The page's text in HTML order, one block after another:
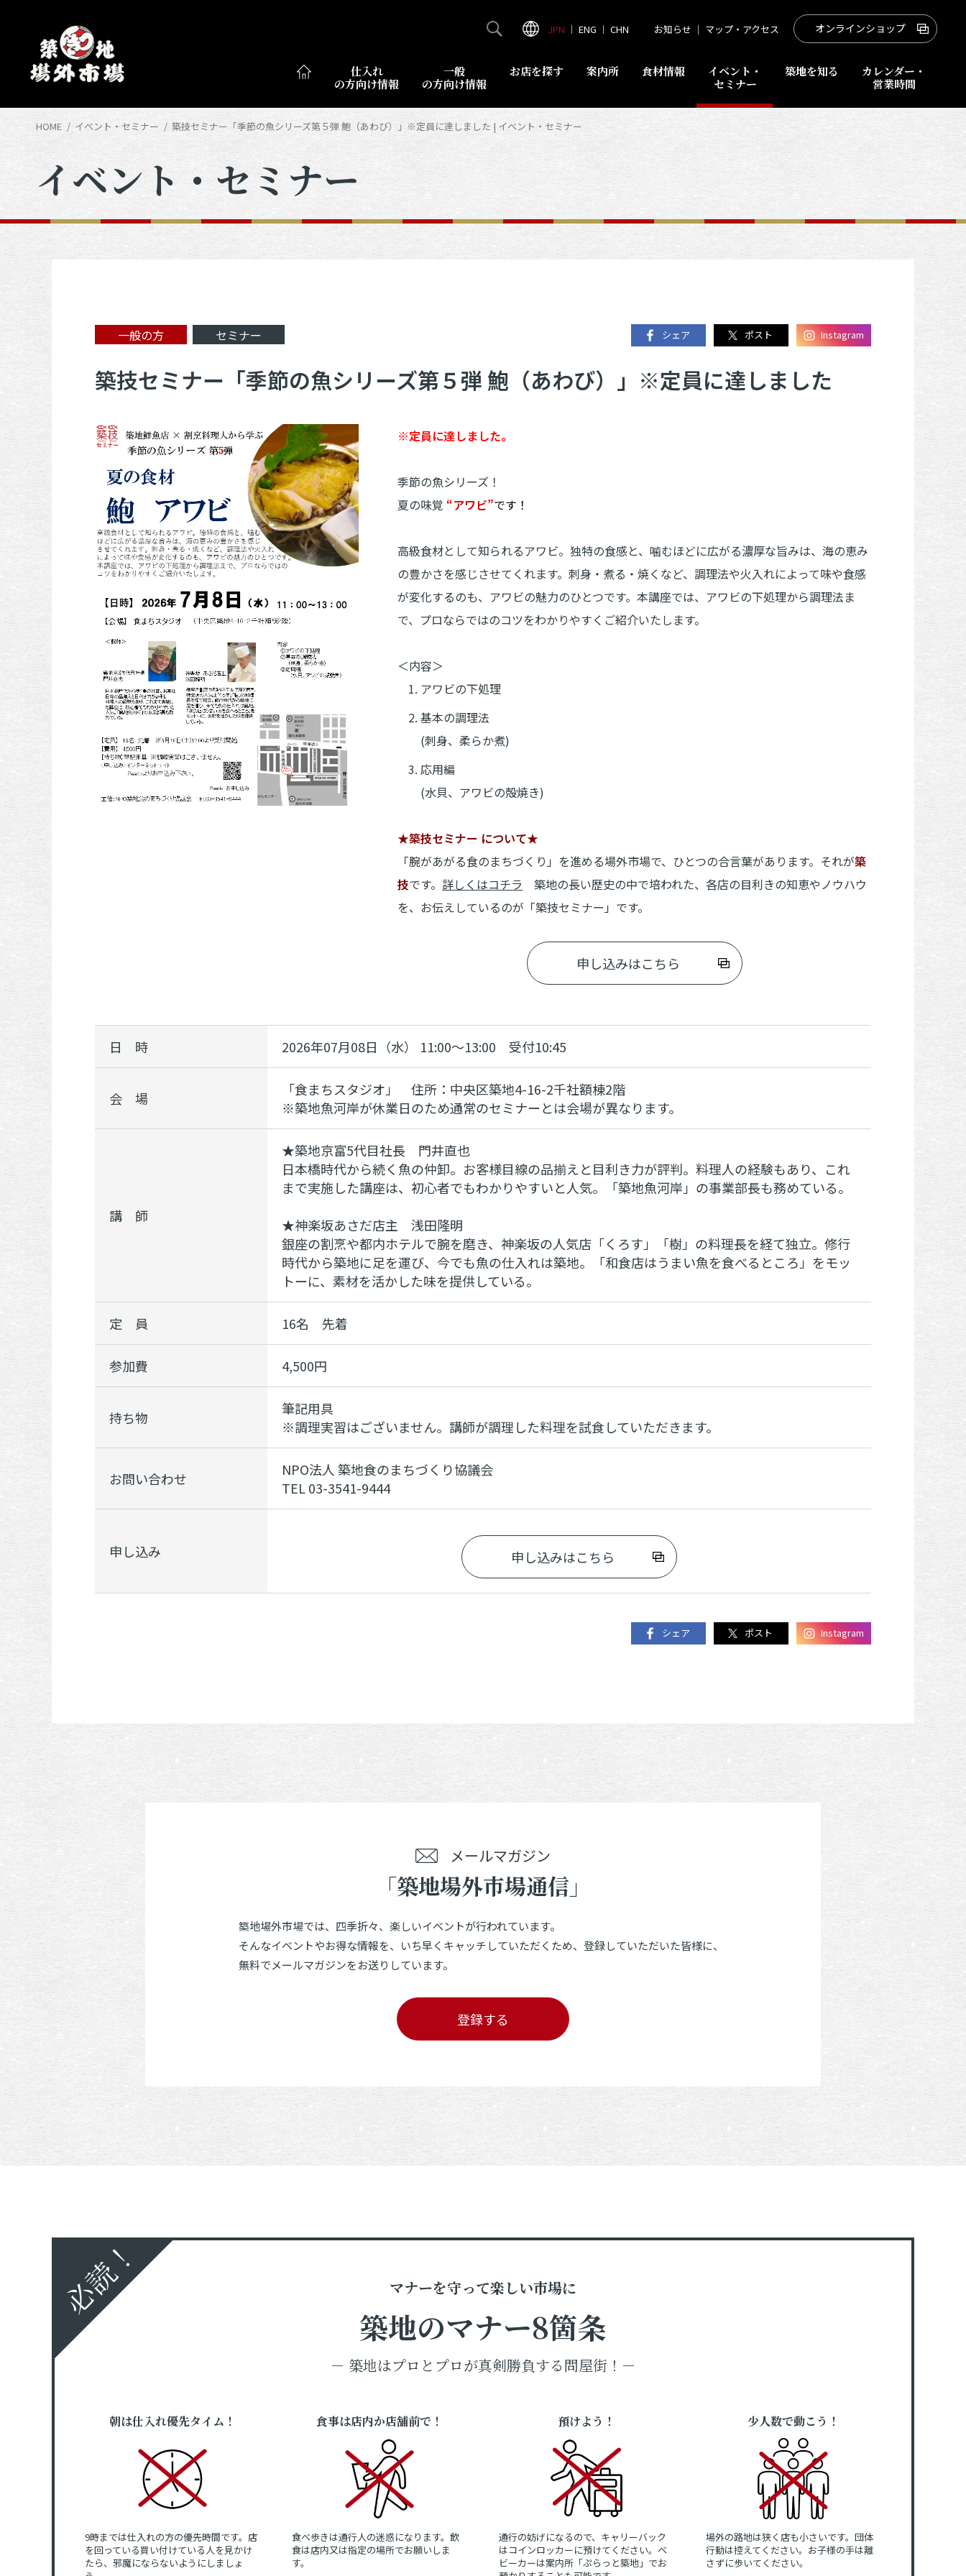
仕入れ
の方向け情報
一般
の方向け情報
お店を探す 案内所 食材情報
イベント・
セミナー
築地を知る
カレンダー・
営業時間
JPN ｜ ENG ｜ CHN お知らせ ｜ マップ・アクセス オンラインショップ
HOME イベント・セミナー 築技セミナー「季節の魚シリーズ第５弾 鮑（あわび）」※定員に達しました | イベント・セミナー
イベント・セミナー
シェア ポスト Instagram
一般の方 セミナー
築技セミナー「季節の魚シリーズ第５弾 鮑（あわび）」※定員に達しました
※定員に達しました。
季節の魚シリーズ！
夏の味覚 “アワビ”です！
高級食材として知られるアワビ。独特の食感と、噛むほどに広がる濃厚な旨みは、海の恵み
の豊かさを感じさせてくれます。刺身・煮る・焼くなど、調理法や火入れによって味や食感
が変化するのも、アワビの魅力のひとつです。本講座では、アワビの下処理から調理法ま
で、プロならではのコツをわかりやすくご紹介いたします。
＜内容＞
アワビの下処理
基本の調理法
(刺身、柔らか煮)
応用編
(水貝、アワビの殻焼き)
★築技セミナー について★
「腕があがる食のまちづくり」を進める場外市場で、ひとつの合言葉があります。それが築
技です。 詳しくはコチラ 築地の長い歴史の中で培われた、各店の目利きの知恵やノウハウ
を、お伝えしているのが「築技セミナー」です。
申し込みはこちら
日 時 2026年07月08日（水） 11:00～13:00 受付10:45
会 場
「食まちスタジオ」 住所：中央区築地4-16-2千社額棟2階
※築地魚河岸が休業日のため通常のセミナーとは会場が異なります。
講 師
★築地京富5代目社長 門井直也
日本橋時代から続く魚の仲卸。お客様目線の品揃えと目利き力が評判。料理人の経験もあり、これ
まで実施した講座は、初心者でもわかりやすいと人気。「築地魚河岸」の事業部長も務めている。
★神楽坂あさだ店主 浅田隆明
銀座の割烹や都内ホテルで腕を磨き、神楽坂の人気店「くろす」「樹」の料理長を経て独立。修行
時代から築地に足を運び、今でも魚の仕入れは築地。「和食店はうまい魚を食べるところ」をモッ
トーに、素材を活かした味を提供している。
定 員 16名 先着
参加費 4,500円
持ち物
筆記用具
※調理実習はございません。講師が調理した料理を試食していただきます。
お問い合わせ
NPO法人 築地食のまちづくり協議会
TEL 03-3541-9444
申し込み 申し込みはこちら
シェア ポスト Instagram
メールマガジン
「築地場外市場通信」
築地場外市場では、四季折々、楽しいイベントが行われています。
そんなイベントやお得な情報を、いち早くキャッチしていただくため、登録していただいた皆様に、
無料でメールマガジンをお送りしています。
登録する
必読！ マナーを守って楽しい市場に
築地のマナー8箇条
－ 築地はプロとプロが真剣勝負する問屋街！－
朝は仕入れ優先タイム！
9時までは仕入れの方の優先時間です。店
を回っている買い付けている人を見かけ
たら、邪魔にならないようにしましょ
食事は店内か店舗前で！
食べ歩きは通行人の迷惑になります。飲
食は店内又は指定の場所でお願いしま
す。
預けよう！
通行の妨げになるので、キャリーバック
はコインロッカーに預けてください。ベ
ビーカーは案内所「ぷらっと築地」でお
少人数で動こう！
場外の路地は狭く店も小さいです。団体
行動は控えてください。お子様の手は離
さずに歩いてください。